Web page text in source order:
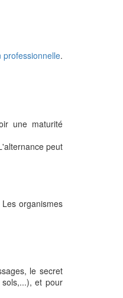
professionnelle.
une maturité
peut
organismes
le secret
et pour